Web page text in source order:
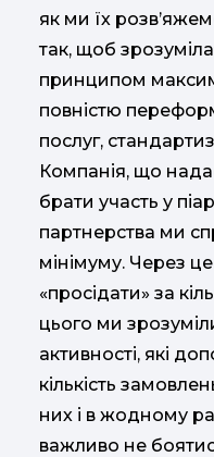
як ми їх
так, щоб
принципом
повністю
послуг,
Компанія, що
брати участь у
партнерства ми
мінімуму. Через
«просідати» за
цього ми
активності, які
кількість
них і в жодному
важливо не